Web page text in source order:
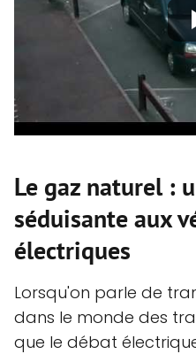
Le gaz naturel :
séduisante aux
électriques
Lorsqu'on parle de
dans le monde des
que le débat